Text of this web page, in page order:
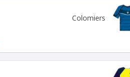
Colomiers